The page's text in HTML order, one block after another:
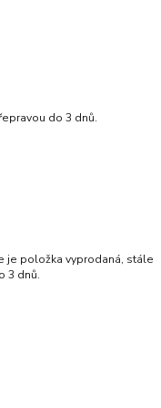
do 3 dnů.
je položka vyprodaná, stále
3 dnů.